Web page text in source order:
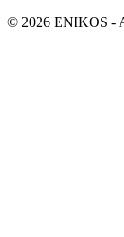
© 2026 ENIKOS -